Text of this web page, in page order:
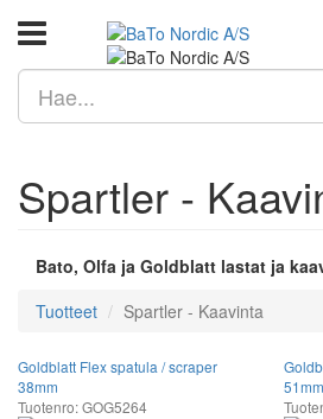
Spartler -
Bato, Olfa ja Goldblatt lastat ja
Tuotteet
Spartler - Kaavinta
Goldblatt Flex spatula / scraper
38mm
Tuotenro: GOG5264
51mm